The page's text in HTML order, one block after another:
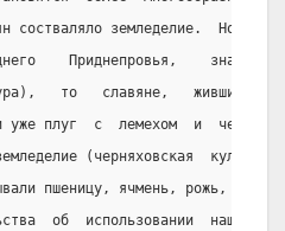
состваляло земледелие.  Но
Приднепровья,    знали
то   славяне,   жившие   в
уже плуг  с  лемехом  и
(черняховская
пшеницу, ячмень, рожь,
об  использовании  нашими